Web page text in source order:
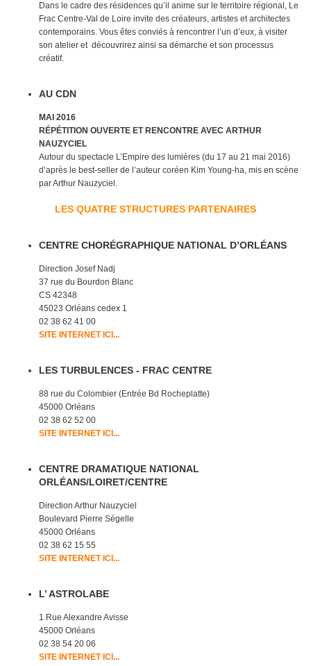
Dans le cadre des résidences qu’il anime sur le territoire régional, Le
Frac Centre-Val de Loire invite des créateurs, artistes et architectes
contemporains. Vous êtes conviés à rencontrer l’un d’eux, à visiter
son atelier et découvrirez ainsi sa démarche et son processus
créatif.
AU CDN
MAI 2016
RÉPÉTITION OUVERTE ET RENCONTRE AVEC ARTHUR
NAUZYCIEL
Autour du spectacle L’Empire des lumières (du 17 au 21 mai 2016)
d’après le best-seller de l’auteur coréen Kim Young-ha, mis en scène
par Arthur Nauzyciel.
LES QUATRE STRUCTURES PARTENAIRES
CENTRE CHORÉGRAPHIQUE NATIONAL D’ORLÉANS
Direction Josef Nadj
37 rue du Bourdon Blanc
CS 42348
45023 Orléans cedex 1
02 38 62 41 00
SITE INTERNET ICI...
LES TURBULENCES - FRAC CENTRE
88 rue du Colombier (Entrée Bd Rocheplatte)
45000 Orléans
02 38 62 52 00
SITE INTERNET ICI...
CENTRE DRAMATIQUE NATIONAL
ORLÉANS/LOIRET/CENTRE
Direction Arthur Nauzyciel
Boulevard Pierre Ségelle
45000 Orléans
02 38 62 15 55
SITE INTERNET ICI...
L’ ASTROLABE
1 Rue Alexandre Avisse
45000 Orléans
02 38 54 20 06
SITE INTERNET ICI...